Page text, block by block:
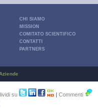
CHI SIAMO
MISSION
COMITATO SCIENTIFICO
CONTATTI
PARTNERS
su | Commenti